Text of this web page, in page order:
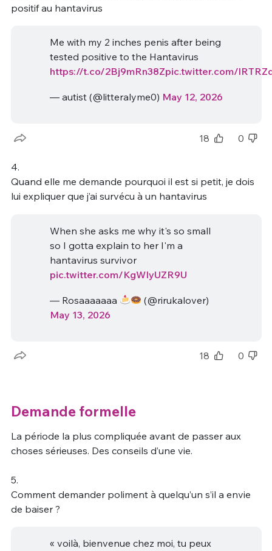
positif au hantavirus
Me with my 2 inches penis after being
tested positive to the Hantavirus
https://t.co/2Bj9mRn38Zpic.twitter.com/
— autist (@litteralyme0) May 12, 2026
18 0
4.
Quand elle me demande pourquoi il est si petit, je dois
lui expliquer que j’ai survécu à un hantavirus
When she asks me why it's so small
so I gotta explain to her I'm a
hantavirus survivor
pic.twitter.com/KgWIyUZR9U
— Rosaaaaaaa
(@rirukalover)
May 13, 2026
18 0
Demande formelle
La période la plus compliquée avant de passer aux
choses sérieuses. Des conseils d’une vie.
5.
Comment demander poliment à quelqu’un s’il a envie
de baiser ?
« voilà, bienvenue chez moi, tu peux